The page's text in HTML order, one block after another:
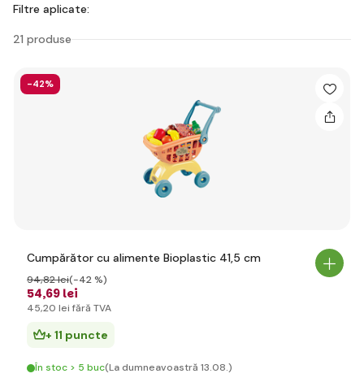
Filtre aplicate:
21 produse
-42%
Cumpărător cu alimente Bioplastic 41,5 cm
54,69 lei
94,82 lei(-42 %)
45,20 lei fără TVA
+ 11 puncte
În stoc > 5 buc(La dumneavoastră 13.08.)